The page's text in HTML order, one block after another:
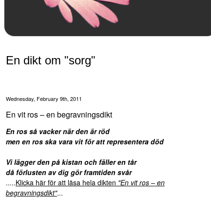
En dikt om "sorg"
Wednesday, February 9th, 2011
En vit ros – en begravningsdikt
En ros så vacker när den är röd
men en ros ska vara vit för att representera död
Vi lägger den på kistan och fäller en tår
då förlusten av dig gör framtiden svår
.....Klicka här för att läsa hela dikten "En vit ros – en
begravningsdikt"...